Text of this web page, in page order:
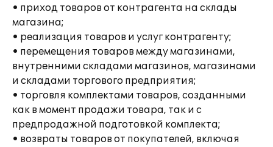
• приход товаров от контрагента на склады
магазина;
• реализация товаров и услуг контрагенту;
• перемещения товаров между магазинами,
внутренними складами магазинов, магазинами
и складами торгового предприятия;
• торговля комплектами товаров, созданными
как в момент продажи товара, так и с
предпродажной подготовкой комплекта;
• возвраты товаров от покупателей, включая